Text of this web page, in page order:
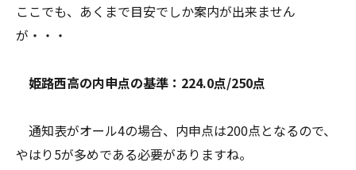
ここでも、あくまで目安でしか案内が出来ません
が・・・
姫路西高の内申点の基準：224.0点/250点
通知表がオール4の場合、内申点は200点となるので、
やはり5が多めである必要がありますね。